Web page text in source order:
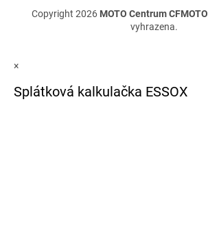
Copyright 2026 MOTO Centrum CFMOTO
vyhrazena.
×
Splátková kalkulačka ESSOX